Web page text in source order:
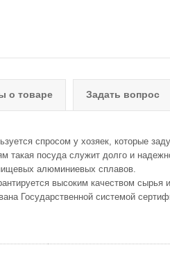
о товаре Задать вопрос
спросом у хозяек, которые
такая посуда служит долго и
алюминиевых сплавов.
высоким качеством сырья
Государственной системой